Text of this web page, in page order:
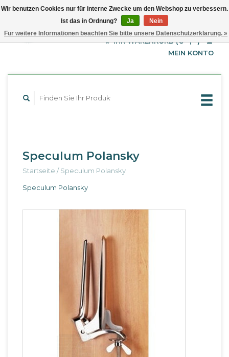
EUR
GBP
USD
English
Français
IHR WARENKORB (€--,--)
MEIN KONTO
Speculum Polansky
Startseite /Speculum Polansky
Speculum Polansky
Wir benutzen Cookies nur für interne Zwecke um den Webshop zu verbessern.
Ist das in Ordnung?
Ja
Nein
Für weitere Informationen beachten Sie bitte unsere Datenschutzerklärung. »